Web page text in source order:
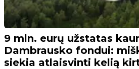
9 mln. eurų užstatas
Dambrausko fondui:
siekia atlaisvinti kelią